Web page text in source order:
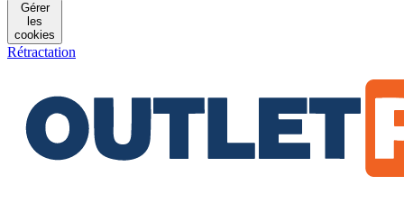
Gérer
les
cookies
Rétractation